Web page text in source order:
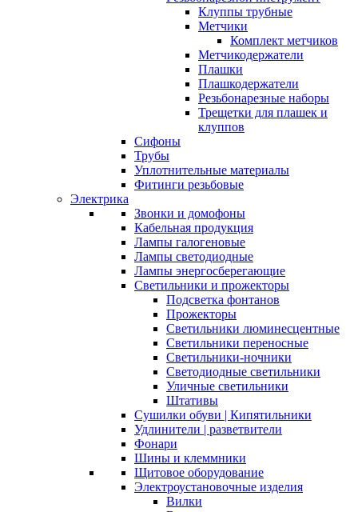
Клуппы трубные
Метчики
Комплект метчиков
Метчикодержатели
Плашки
Плашкодержатели
Резьбонарезные наборы
Трещетки для плашек и
клуппов
Сифоны
Трубы
Уплотнительные материалы
Фитинги резьбовые
Электрика
Звонки и домофоны
Кабельная продукция
Лампы галогеновые
Лампы светодиодные
Лампы энергосберегающие
Светильники и прожекторы
Подсветка фонтанов
Прожекторы
Светильники люминесцентные
Светильники переносные
Светильники-ночники
Светодиодные светильники
Уличные светильники
Штативы
Сушилки обуви | Кипятильники
Удлинители | разветвители
Фонари
Шины и клеммники
Щитовое оборудование
Электроустановочные изделия
Вилки